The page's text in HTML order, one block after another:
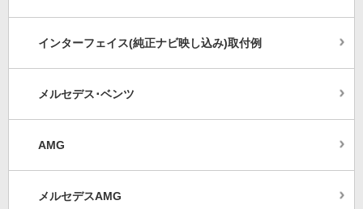
インターフェイス(純正ナビ映し込み)取付例
メルセデス･ベンツ
AMG
メルセデスAMG